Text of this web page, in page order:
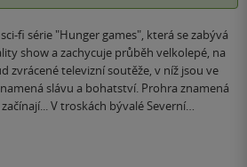
fi série "Hunger games", která se zabývá
show a zachycuje průběh velkolepé, na
zvrácené televizní soutěže, v níž jsou ve
slávu a bohatství. Prohra znamená
V troskách bývalé Severní…